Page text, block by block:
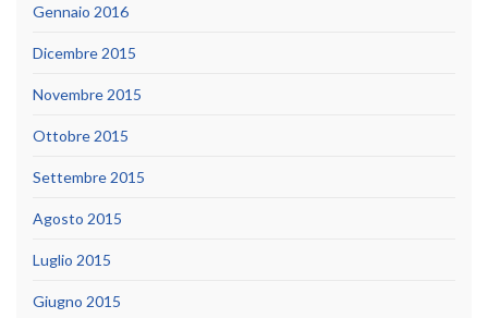
Gennaio 2016
Dicembre 2015
Novembre 2015
Ottobre 2015
Settembre 2015
Agosto 2015
Luglio 2015
Giugno 2015